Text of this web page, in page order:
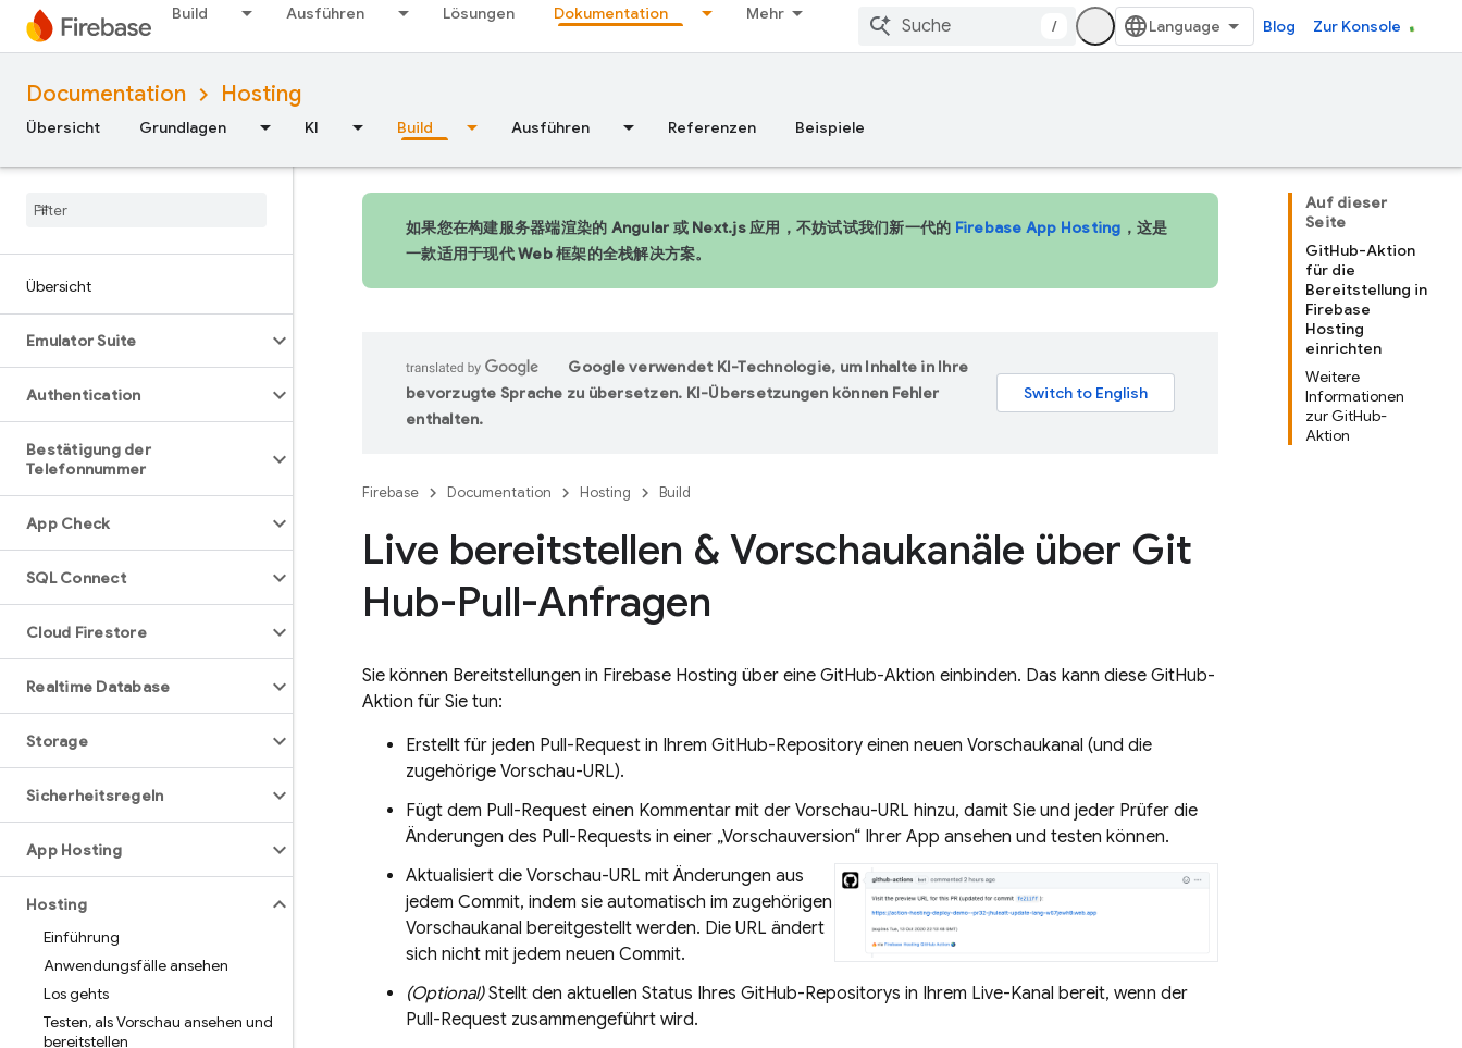
Build Ausführen Lösungen Dokumentation Mehr
/ Blog Zur Konsole
Documentation Hosting
Übersicht Grundlagen KI Build Ausführen Referenzen Beispiele
Übersicht
Emulator Suite
Authentication
Bestätigung der
Telefonnummer
App Check
SQL Connect
Cloud Firestore
Realtime Database
Storage
Sicherheitsregeln
App Hosting
Hosting
Einführung
Anwendungsfälle ansehen
Los gehts
Testen,als Vorschau ansehen und
bereitstellen
Auf dieser
Seite
GitHub-Aktion
für die
Bereitstellung in
Firebase
Hosting
einrichten
Weitere
Informationen
zur GitHub-
Aktion
如果您在构建服务器端渲染的 Angular 或 Next.js 应用，不妨试试我们新一代的 Firebase App Hosting ，这是
一款适用于现代 Web 框架的全栈解决方案。
Google verwendet KI-Technologie, um Inhalte in Ihre
bevorzugte Sprache zu übersetzen. KI-Übersetzungen können Fehler
enthalten.
Firebase Documentation Hosting Build
Live bereitstellen & Vorschaukanäle über Git
Hub-Pull-Anfragen
Sie können Bereitstellungen in Firebase Hosting über eine GitHub-Aktion einbinden. Das kann diese GitHub-
Aktion für Sie tun:
Erstellt für jeden Pull-Request in Ihrem GitHub-Repository einen neuen Vorschaukanal (und die
zugehörige Vorschau-URL).
Fügt dem Pull-Request einen Kommentar mit der Vorschau-URL hinzu, damit Sie und jeder Prüfer die
Änderungen des Pull-Requests in einer „Vorschauversion“ Ihrer App ansehen und testen können.
Aktualisiert die Vorschau-URL mit Änderungen aus
jedem Commit, indem sie automatisch im zugehörigen
Vorschaukanal bereitgestellt werden. Die URL ändert
sich nicht mit jedem neuen Commit.
(Optional)Stellt den aktuellen Status Ihres GitHub-Repositorys in Ihrem Live-Kanal bereit, wenn der
Pull-Request zusammengeführt wird.